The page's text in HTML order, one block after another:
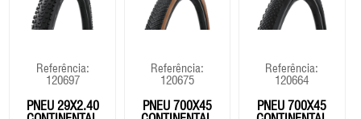
Eixo Central
Freios
Kit Reparos Suspensão
78.294,78
Eixo Central
Freios
Guidão
Kit Reparos Suspensão
Roldana/Cage
Rotores
Suspensão
Fita De Guidão
GPS
Vestuário
Referência:
120697
PNEU 29X2.40
Referência:
120675
PNEU 700X45
Referência:
120664
PNEU 700X45